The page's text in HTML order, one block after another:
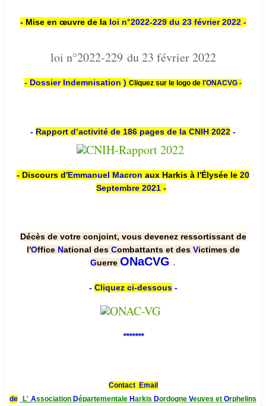
- Mise en œuvre de la loi n°2022-229 du 23 février 2022 -
loi n°2022-229 du 23 février 2022
- Dossier Indemnisation ) Cliquez sur le logo de l'ONACVG -
- Rapport d’activité de 186 pages de la CNIH 2022 -
- Discours d'Emmanuel Macron aux Harkis à l'Élysée le 20
Septembre 2021 -
Décès de votre conjoint, vous devenez ressortissant de
l'Office National des Combattants et des Victimes de
Guerre ONaCVG .
- Cliquez ci-dessous-
*******
Contact Email
de
L' Association Départementale Harkis Dordogne Veuves et Orphelins